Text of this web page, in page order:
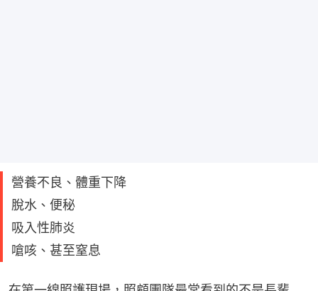
營養不良、體重下降
脫水、便秘
吸入性肺炎
嗆咳、甚至窒息